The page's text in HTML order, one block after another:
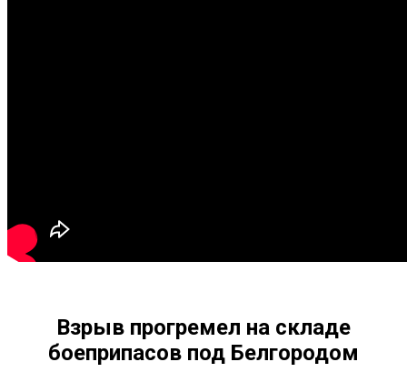
Взрыв прогремел на складе
боеприпасов под Белгородом